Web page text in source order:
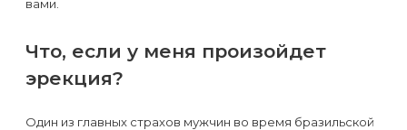
вами.
Что, если у меня произойдет
эрекция?
Один из главных страхов мужчин во время бразильской